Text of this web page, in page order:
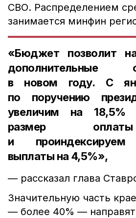
СВО. Распределением
занимается минфин
«Бюджет позволит
дополнительные
в новом году. С
по поручению
увеличим на 18,5%
размер
и проиндексируем
выплаты на 4,5%»,
— рассказал глава
Значительную часть
— более 40% —